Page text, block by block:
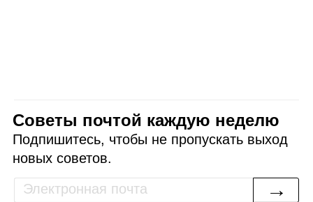
Советы почтой каждую неделю
Подпишитесь, чтобы не пропускать выход
новых советов.
→